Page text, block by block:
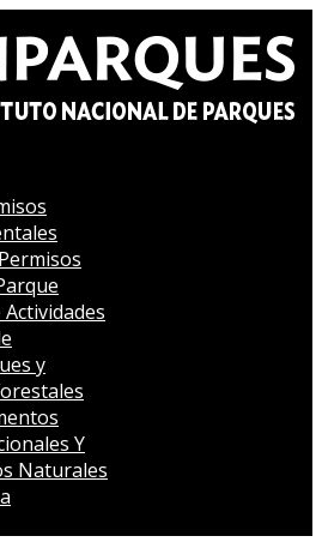
y
Y
Naturales